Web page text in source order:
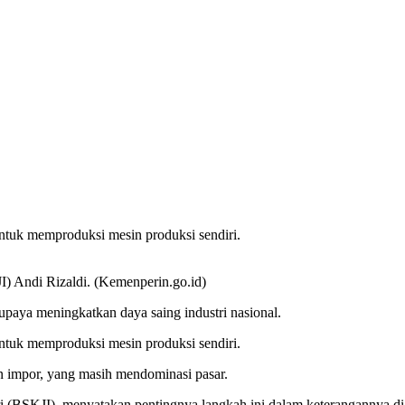
memproduksi mesin produksi sendiri.
Andi Rizaldi. (Kemenperin.go.id)
meningkatkan daya saing industri nasional.
memproduksi mesin produksi sendiri.
yang masih mendominasi pasar.